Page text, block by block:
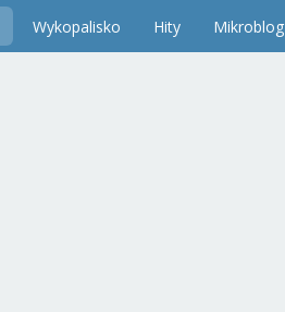
Wykopalisko Hity Mikroblog